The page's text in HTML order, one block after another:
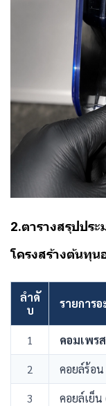
2.ตารางสรุปปร
โครงสร้างต้นทุน
ลำดั
บ
รายการ
1 คอมเพร
2 คอยล์ร้อน
3 คอยล์เย็น